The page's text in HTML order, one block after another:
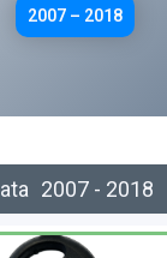
2007 – 2018
lata 2007 - 2018